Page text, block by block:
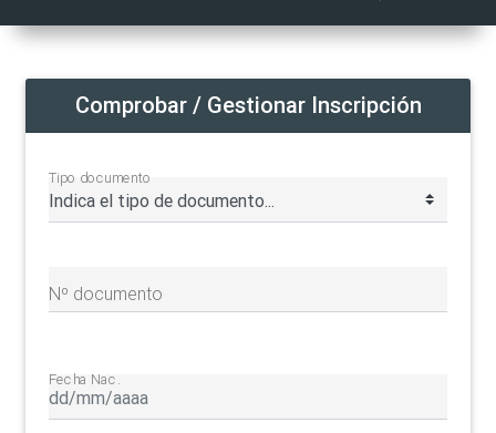
Comprobar / Gestionar Inscripción
Tipo documento
Nº documento
Fecha Nac.